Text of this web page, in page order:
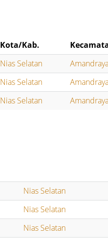
Kota/Kab.
Nias Selatan
Nias Selatan
Nias Selatan
Nias Selatan
Nias Selatan
Nias Selatan